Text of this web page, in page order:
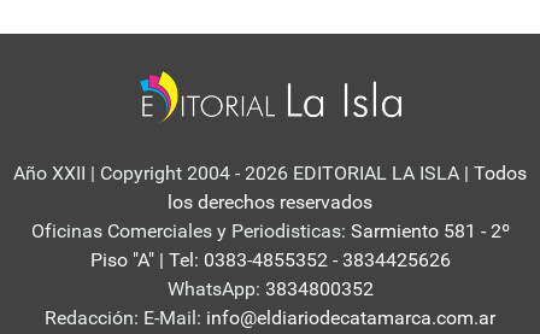
Año XXII | Copyright 2004 - 2026 EDITORIAL LA ISLA | Todos
los derechos reservados
Oficinas Comerciales y Periodisticas: Sarmiento 581 - 2º
Piso "A" | Tel: 0383-4855352 - 3834425626
WhatsApp: 3834800352
Redacción: E-Mail: info@eldiariodecatamarca.com.ar